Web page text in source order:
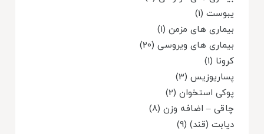
یبوست (1)
بیماری های مزمن (1)
بیماری های ویروسی (20)
کرونا (1)
پساریوزیس (3)
پوکی استخوان (2)
چاقی – اضافه وزن (8)
دیابت (قند) (9)